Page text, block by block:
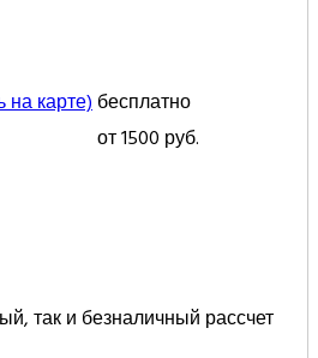
на карте)бесплатно
от 1500 руб.
так и безналичный рассчет